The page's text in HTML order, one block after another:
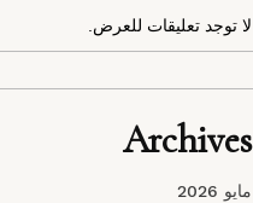
لا توجد تعليقات للعرض.
Archives
مايو 2026